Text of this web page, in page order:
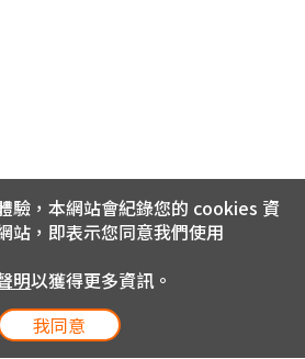
驗，本網站會紀錄您的 cookies 資
站，即表示您同意我們使用
明以獲得更多資訊。
我同意